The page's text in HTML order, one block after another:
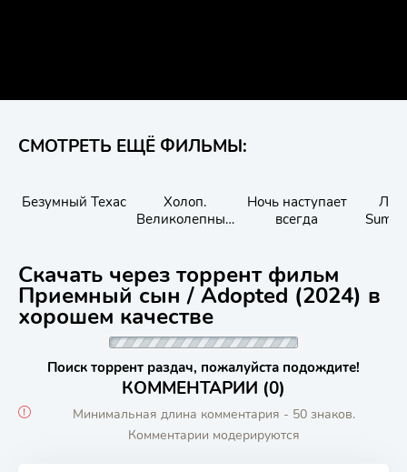
СМОТРЕТЬ ЕЩЁ ФИЛЬМЫ:
Безумный Техас
Холоп.
Великолепный
Ночь наступает
всегда
Скачать через торрент фильм
Приемный сын / Adopted (2024) в
хорошем качестве
Поиск торрент раздач, пожалуйста подождите!
КОММЕНТАРИИ (0)
Минимальная длина комментария - 50 знаков.
Комментарии модерируются